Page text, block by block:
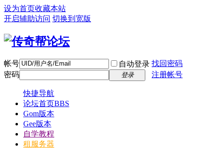
设为首页收藏本站
开启辅助访问 切换到宽版
帐号 自动登录 找回密码
密码
登录 注册帐号
快捷导航
论坛首页BBS
Gom版本
Gee版本
自学教程
租服务器